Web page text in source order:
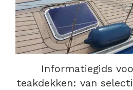
Informatiegids
teakdekken: van